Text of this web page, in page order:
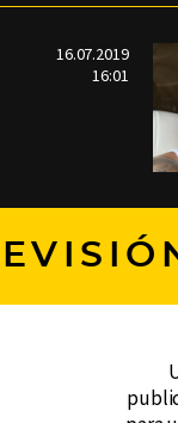
16.07.2019
16:01
reproducción total o
electrónico o